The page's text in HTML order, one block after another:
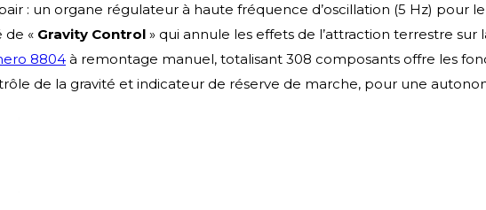
: un organe régulateur à haute fréquence d’oscillation (5 Hz) pour
de « Gravity Control » qui annule les effets de l’attraction terrestre
8804 à remontage manuel, totalisant 308 composants offre les
de la gravité et indicateur de réserve de marche, pour une